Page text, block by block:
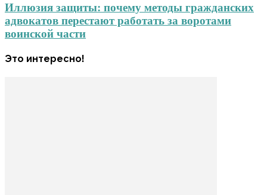
Иллюзия защиты: почему методы гражданских
адвокатов перестают работать за воротами
воинской части
Это интересно!